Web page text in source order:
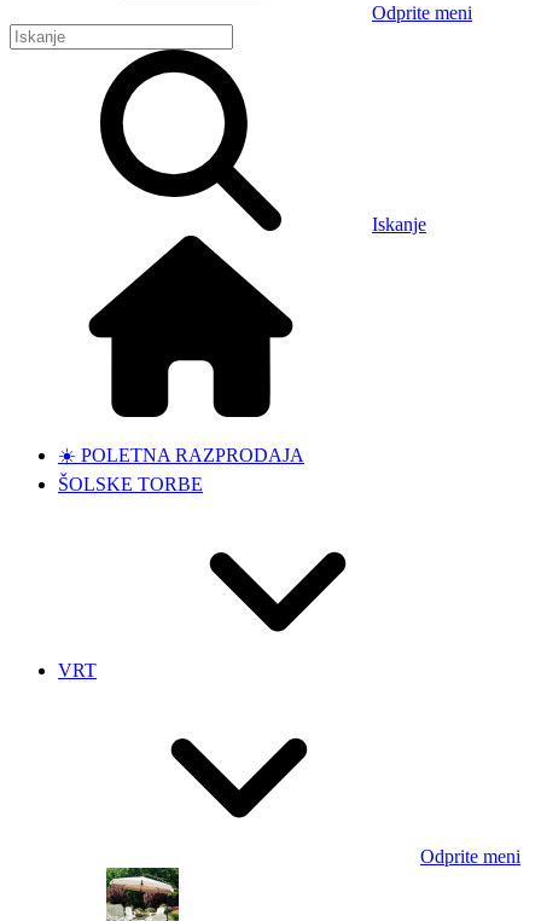
Odprite meni
Iskanje
☀️ POLETNA RAZPRODAJA
ŠOLSKE TORBE
VRT
Odprite meni